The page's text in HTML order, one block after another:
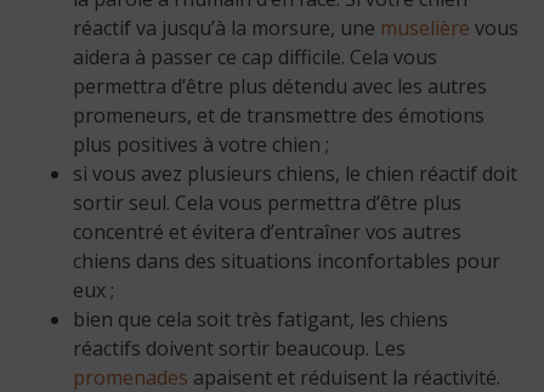
réactif va jusqu’à la morsure, une muselière vous
aidera à passer ce cap difficile. Cela vous
permettra d’être plus détendu avec les autres
promeneurs, et de transmettre des émotions
plus positives à votre chien ;
si vous avez plusieurs chiens, le chien réactif doit
sortir seul. Cela vous permettra d’être plus
concentré et évitera d’entraîner vos autres
chiens dans des situations inconfortables pour
eux ;
bien que cela soit très fatigant, les chiens
réactifs doivent sortir beaucoup. Les
promenades apaisent et réduisent la réactivité.